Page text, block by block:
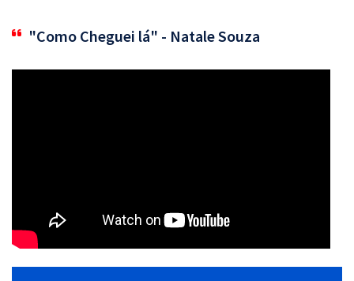
"Como Cheguei lá" - Natale Souza